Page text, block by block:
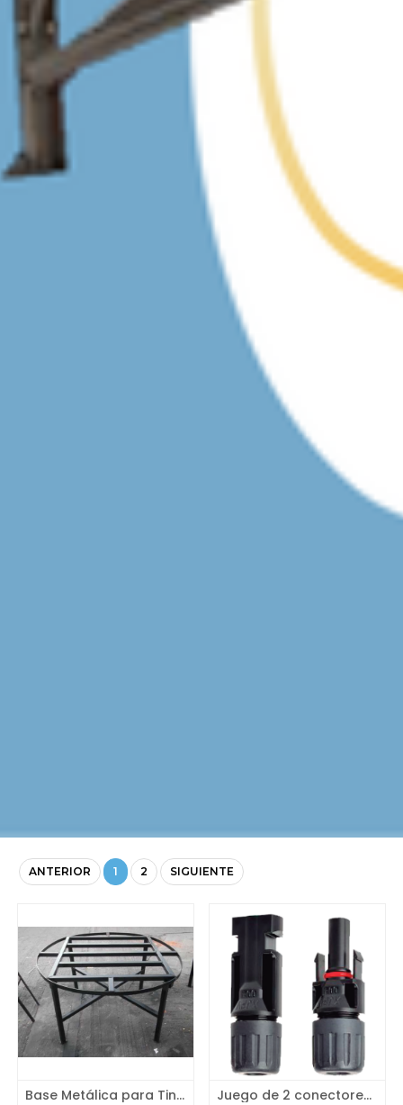
ANTERIOR 1 2 SIGUIENTE
Base Metálica para Tinaco hasta 1100l. Juego de 2 conectores MC4 (macho y hembra)